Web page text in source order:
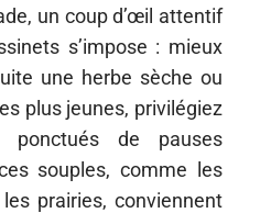
un coup d’œil attentif
s’impose : mieux
une herbe sèche ou
plus jeunes, privilégiez
ponctués de pauses
souples, comme les
prairies, conviennent